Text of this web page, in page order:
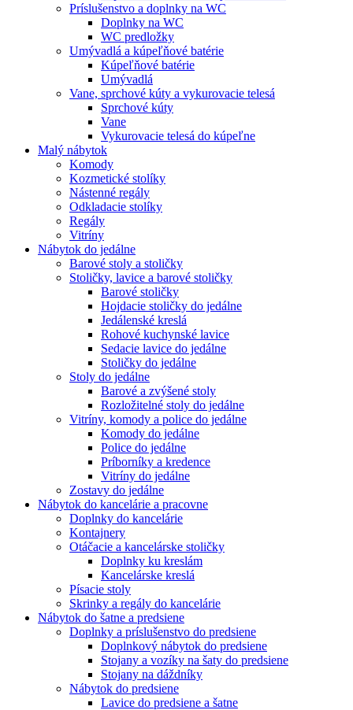
Príslušenstvo a doplnky na WC
Doplnky na WC
WC predložky
Umývadlá a kúpeľňové batérie
Kúpeľňové batérie
Umývadlá
Vane, sprchové kúty a vykurovacie telesá
Sprchové kúty
Vane
Vykurovacie telesá do kúpeľne
Malý nábytok
Komody
Kozmetické stolíky
Nástenné regály
Odkladacie stolíky
Regály
Vitríny
Nábytok do jedálne
Barové stoly a stoličky
Stoličky, lavice a barové stoličky
Barové stoličky
Hojdacie stoličky do jedálne
Jedálenské kreslá
Rohové kuchynské lavice
Sedacie lavice do jedálne
Stoličky do jedálne
Stoly do jedálne
Barové a zvýšené stoly
Rozložitelné stoly do jedálne
Vitríny, komody a police do jedálne
Komody do jedálne
Police do jedálne
Príborníky a kredence
Vitríny do jedálne
Zostavy do jedálne
Nábytok do kancelárie a pracovne
Doplnky do kancelárie
Kontajnery
Otáčacie a kancelárske stoličky
Doplnky ku kreslám
Kancelárske kreslá
Písacie stoly
Skrinky a regály do kancelárie
Nábytok do šatne a predsiene
Doplnky a príslušenstvo do predsiene
Doplnkový nábytok do predsiene
Stojany a vozíky na šaty do predsiene
Stojany na dáždníky
Nábytok do predsiene
Lavice do predsiene a šatne